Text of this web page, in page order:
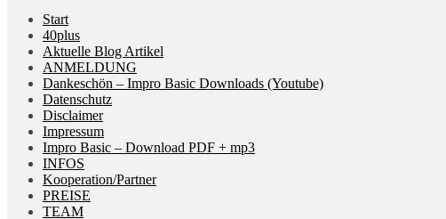
Start
40plus
Aktuelle Blog Artikel
ANMELDUNG
Dankeschön – Impro Basic Downloads (Youtube)
Datenschutz
Disclaimer
Impressum
Impro Basic – Download PDF + mp3
INFOS
Kooperation/Partner
PREISE
TEAM